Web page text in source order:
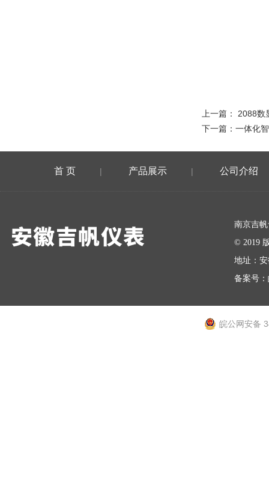
上一篇： 2088数
下一篇： 一体化
首 页 | 产品展示 | 公司介绍
南京吉
© 2019
地址：
备案号：
皖公网安备